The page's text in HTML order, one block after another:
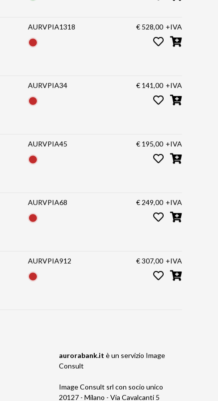
AURVPIA1318 € 528,00 +IVA
AURVPIA34 € 141,00 +IVA
AURVPIA45 € 195,00 +IVA
AURVPIA68 € 249,00 +IVA
AURVPIA912 € 307,00 +IVA
aurorabank.it è un servizio Image
Consult
Image Consult srl con socio unico
20127 - Milano - Via Cavalcanti 5